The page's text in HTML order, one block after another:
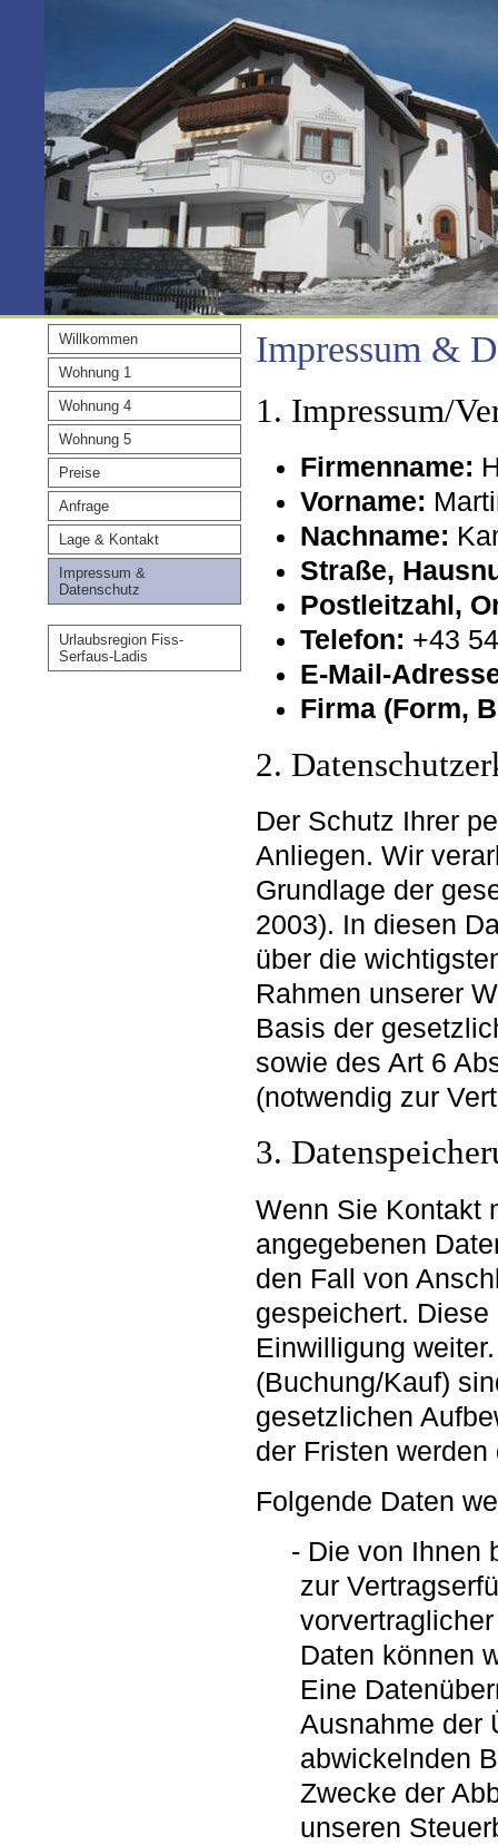
Willkommen
Wohnung 1
Wohnung 4
Wohnung 5
Preise
Anfrage
Lage & Kontakt
Impressum &
Datenschutz
Urlaubsregion Fiss-
Serfaus-Ladis
Impressum &
1. Impressum/
Firmenname:
Vorname:
Nachname:
Straße,
Postleitzahl,
Telefon: +43
E-Mail-
Firma (Form,
2.
Der Schutz Ihrer
Anliegen. Wir
Grundlage der
2003). In diesen
über die
Rahmen unserer
Basis der
sowie des Art 6
(notwendig zur
3.
Wenn Sie Kontakt
angegebenen
den Fall von
gespeichert.
Einwilligung
(Buchung/Kauf)
gesetzlichen
der Fristen
Folgende Daten
Die von Ihnen
zur
Daten können
Eine
Ausnahme der
abwickelnden
Zwecke der
unseren